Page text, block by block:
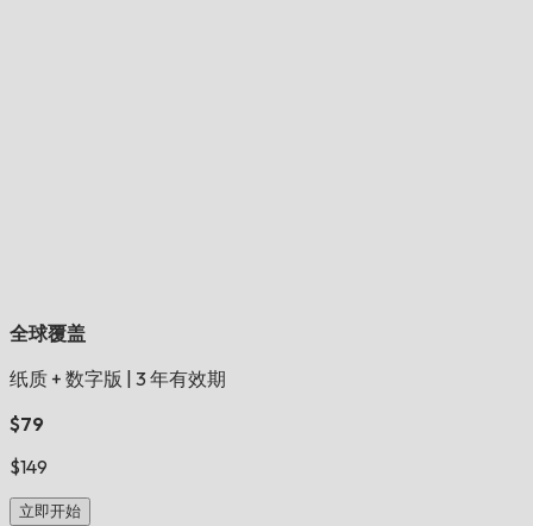
全球覆盖
纸质 + 数字版
3 年有效期
$79
$149
立即开始